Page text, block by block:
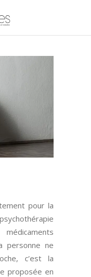
pour la
personne ne
c’est la
proposée en